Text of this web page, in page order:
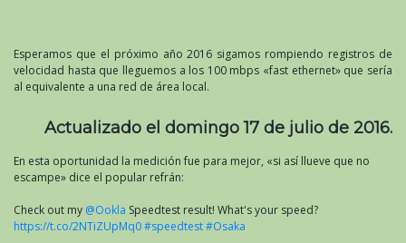
Esperamos que el próximo año 2016 sigamos rompiendo registros de
velocidad hasta que lleguemos a los 100 mbps «fast ethernet» que sería
al equivalente a una red de área local.
Actualizado el domingo 17 de julio de 2016.
En esta oportunidad la medición fue para mejor, «si así llueve que no
escampe» dice el popular refrán:
Check out my @Ookla Speedtest result! What's your speed?
https://t.co/2NTiZUpMq0#speedtest#Osaka